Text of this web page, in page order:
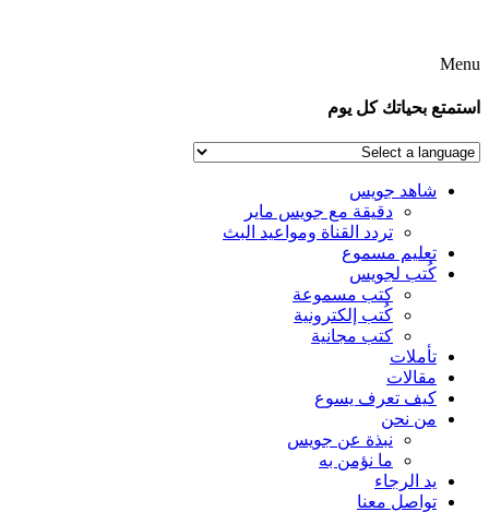
Menu
استمتع بحياتك كل يوم
شاهد جويس
دقيقة مع جويس ماير
تردد القناة ومواعيد البث
تعليم مسموع
كُتب لجويس
كتب مسموعة
كُتب إلكترونية
كتب مجانية
تأملات
مقالات
كيف تعرف يسوع
من نحن
نبذة عن جويس
ما نؤمن به
يد الرجاء
تواصل معنا